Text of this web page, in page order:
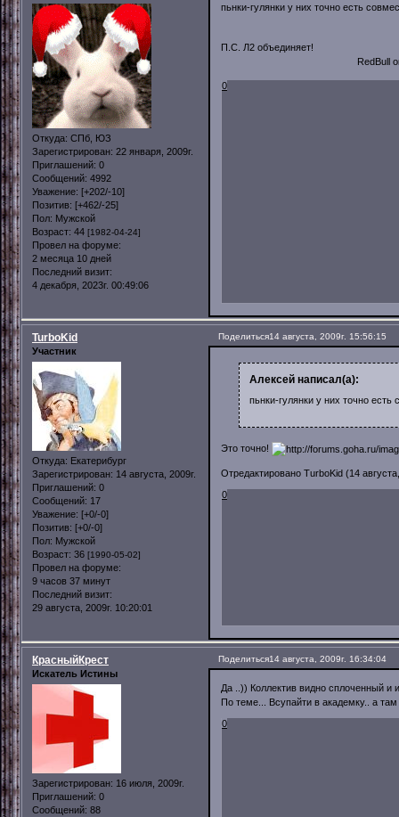
Откуда: СПб, ЮЗ
Зарегистрирован: 22 января, 2009г.
Приглашений: 0
Сообщений: 4992
Уважение: [+202/-10]
Позитив: [+462/-25]
Пол: Мужской
Возраст: 44 [1982-04-24]
Провел на форуме:
2 месяца 10 дней
Последний визит:
4 декабря, 2023г. 00:49:06
пьнки-гулянки у них точно есть
П.С. Л2 объединяет!
RedBull окрыляет!
0
Поделиться14 августа, 2009г. 15:56:15
TurboKid
Участник
Откуда: Екатерибург
Зарегистрирован: 14 августа, 2009г.
Приглашений: 0
Сообщений: 17
Уважение: [+0/-0]
Позитив: [+0/-0]
Пол: Мужской
Возраст: 36 [1990-05-02]
Провел на форуме:
9 часов 37 минут
Последний визит:
29 августа, 2009г. 10:20:01
Алексей написал(а):
пьнки-гулянки у них точно есть
Это точно!
Отредактировано TurboKid (14
0
Поделиться14 августа, 2009г. 16:34:04
КрасныйКрест
Искатель Истины
Зарегистрирован: 16 июля, 2009г.
Приглашений: 0
Сообщений: 88
Да ..)) Коллектив видно сплоченный и
По теме... Всупайти в академку.. а
0